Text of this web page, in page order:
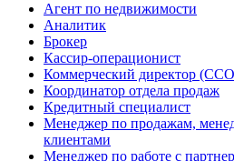
Агент по недвижимости
Аналитик
Брокер
Кассир-операционист
Коммерческий директор
Координатор отдела продаж
Кредитный специалист
Менеджер по продажам,
клиентами
Менеджер по работе с